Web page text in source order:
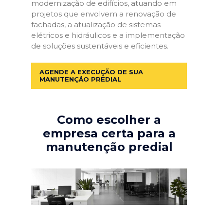
modernização de edifícios, atuando em
projetos que envolvem a renovação de
fachadas, a atualização de sistemas
elétricos e hidráulicos e a implementação
de soluções sustentáveis e eficientes.
AGENDE A EXECUÇÃO DE SUA
MANUTENÇÃO PREDIAL
Como escolher a
empresa certa para a
manutenção predial